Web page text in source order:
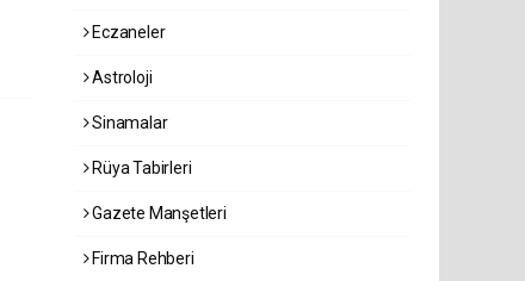
Eczaneler
Astroloji
Sinamalar
Rüya Tabirleri
Gazete Manşetleri
Firma Rehberi